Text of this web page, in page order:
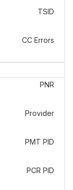
TSID
CC Errors
PNR
Provider
PMT PID
PCR PID